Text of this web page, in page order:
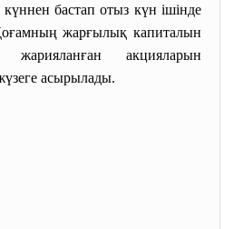
күннен бастап отыз күн iшiнде
жарғылық капиталын
акцияларын
асырылады.